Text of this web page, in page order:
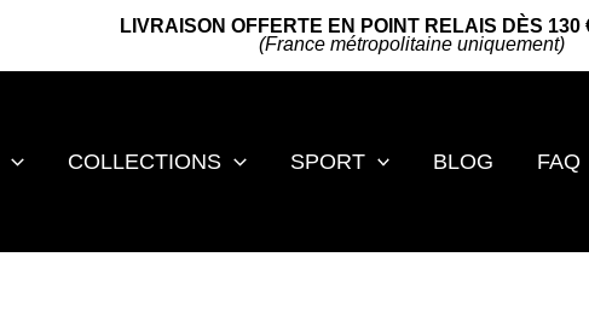
LIVRAISON OFFERTE EN POINT RELAIS DÈS 130
(France métropolitaine uniquement)
COLLECTIONS SPORT BLOG FAQ